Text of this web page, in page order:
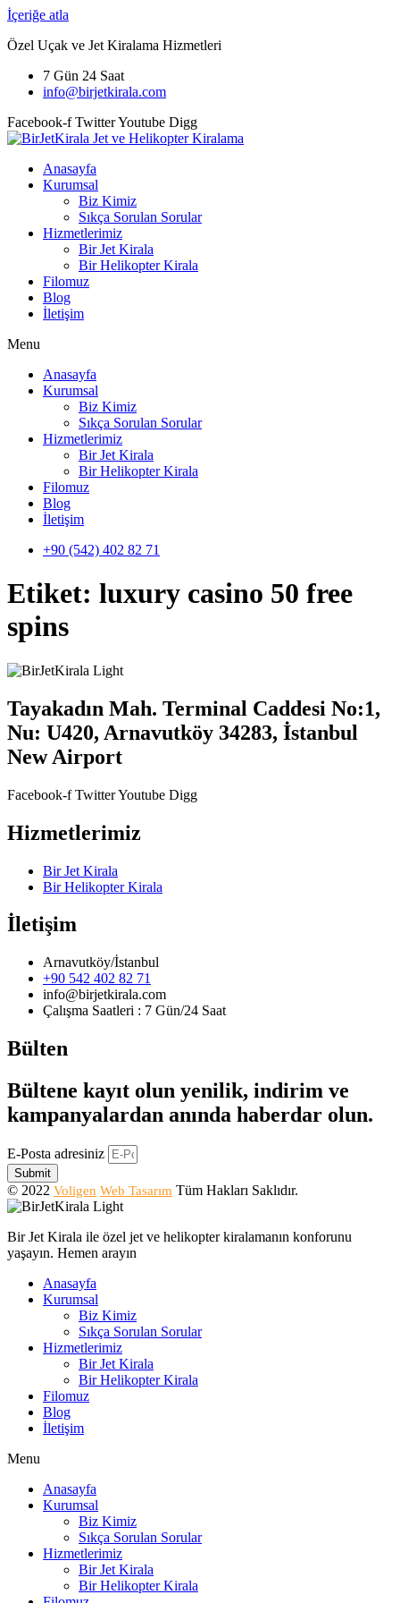
İçeriğe atla
Özel Uçak ve Jet Kiralama Hizmetleri
7 Gün 24 Saat
info@birjetkirala.com
Facebook-f TwitterYoutube Digg
Anasayfa
Kurumsal
Biz Kimiz
Sıkça Sorulan Sorular
Hizmetlerimiz
Bir Jet Kirala
Bir Helikopter Kirala
Filomuz
Blog
İletişim
Menu
Anasayfa
Kurumsal
Biz Kimiz
Sıkça Sorulan Sorular
Hizmetlerimiz
Bir Jet Kirala
Bir Helikopter Kirala
Filomuz
Blog
İletişim
+90 (542) 402 82 71
Etiket: luxury casino 50 free
spins
Tayakadın Mah. Terminal Caddesi No:1,
Nu: U420, Arnavutköy 34283, İstanbul
New Airport
Facebook-f TwitterYoutube Digg
Hizmetlerimiz
Bir Jet Kirala
Bir Helikopter Kirala
İletişim
Arnavutköy/İstanbul
+90 542 402 82 71
info@birjetkirala.com
Çalışma Saatleri : 7 Gün/24 Saat
Bülten
Bültene kayıt olun yenilik, indirim ve
kampanyalardan anında haberdar olun.
E-Posta adresiniz
Submit
© 2022 Voligen Web Tasarım Tüm Hakları Saklıdır.
Bir Jet Kirala ile özel jet ve helikopter kiralamanın konforunu
yaşayın. Hemen arayın
Anasayfa
Kurumsal
Biz Kimiz
Sıkça Sorulan Sorular
Hizmetlerimiz
Bir Jet Kirala
Bir Helikopter Kirala
Filomuz
Blog
İletişim
Menu
Anasayfa
Kurumsal
Biz Kimiz
Sıkça Sorulan Sorular
Hizmetlerimiz
Bir Jet Kirala
Bir Helikopter Kirala